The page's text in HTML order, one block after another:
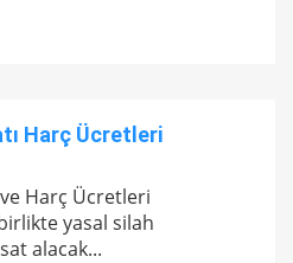
Harç Ücretleri
ve Harç Ücretleri
yasal silah
alacak...